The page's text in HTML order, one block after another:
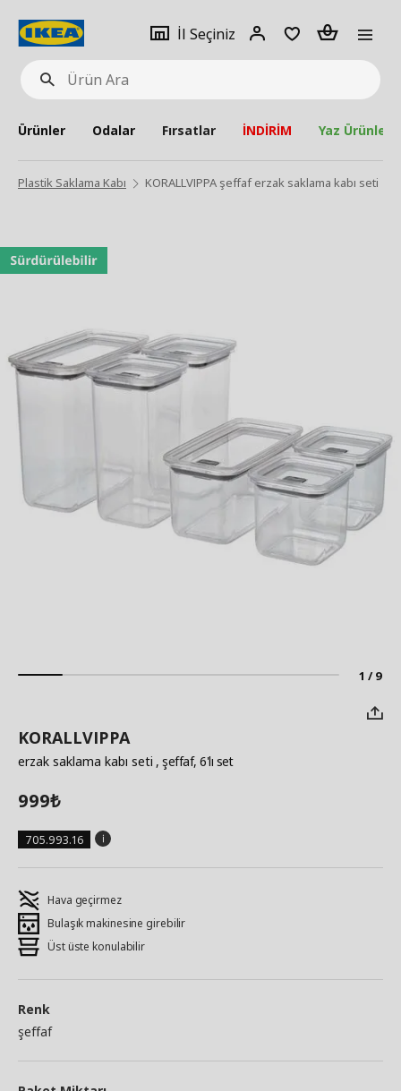
Ürün
Ara
İl Seçiniz
Giriş
Adet
Ürünler Odalar Fırsatlar İNDİRİM Yaz Ürünleri
Plastik Saklama Kabı KORALLVIPPA şeffaf erzak saklama kabı seti
1 / 9
KORALLVIPPA
erzak saklama kabı seti , şeffaf, 6'lı set
999₺
705.993.16
Hava geçirmez
Bulaşık makinesine girebilir
Üst üste konulabilir
Renk
şeffaf